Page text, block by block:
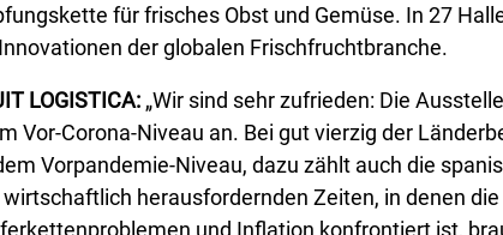
für frisches Obst und Gemüse. In 27
der globalen Frischfruchtbranche.
LOGISTICA: „Wir sind sehr zufrieden: Die
Vor-Corona-Niveau an. Bei gut vierzig der
Vorpandemie-Niveau, dazu zählt auch die
herausfordernden Zeiten, in denen
und Inflation konfrontiert ist,